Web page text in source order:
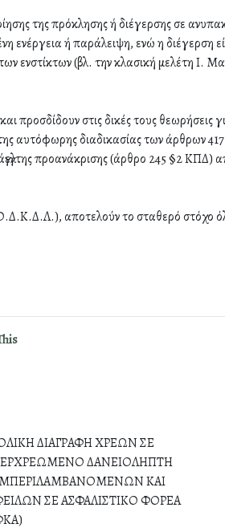
της πρόκλησης ή διέγερσης σε
ενέργεια ή παράλειψη, ενώ η διέγερση
ενστίκτων (βλ. την κλασική μελέτη Ι.
προσδίδουν στις δικές τους
αυτόφωρης διαδικασίας των άρθρων
προανάκρισης (άρθρο 245 §2 ΚΠΔ)
αποτελούν το σταθερό στόχο